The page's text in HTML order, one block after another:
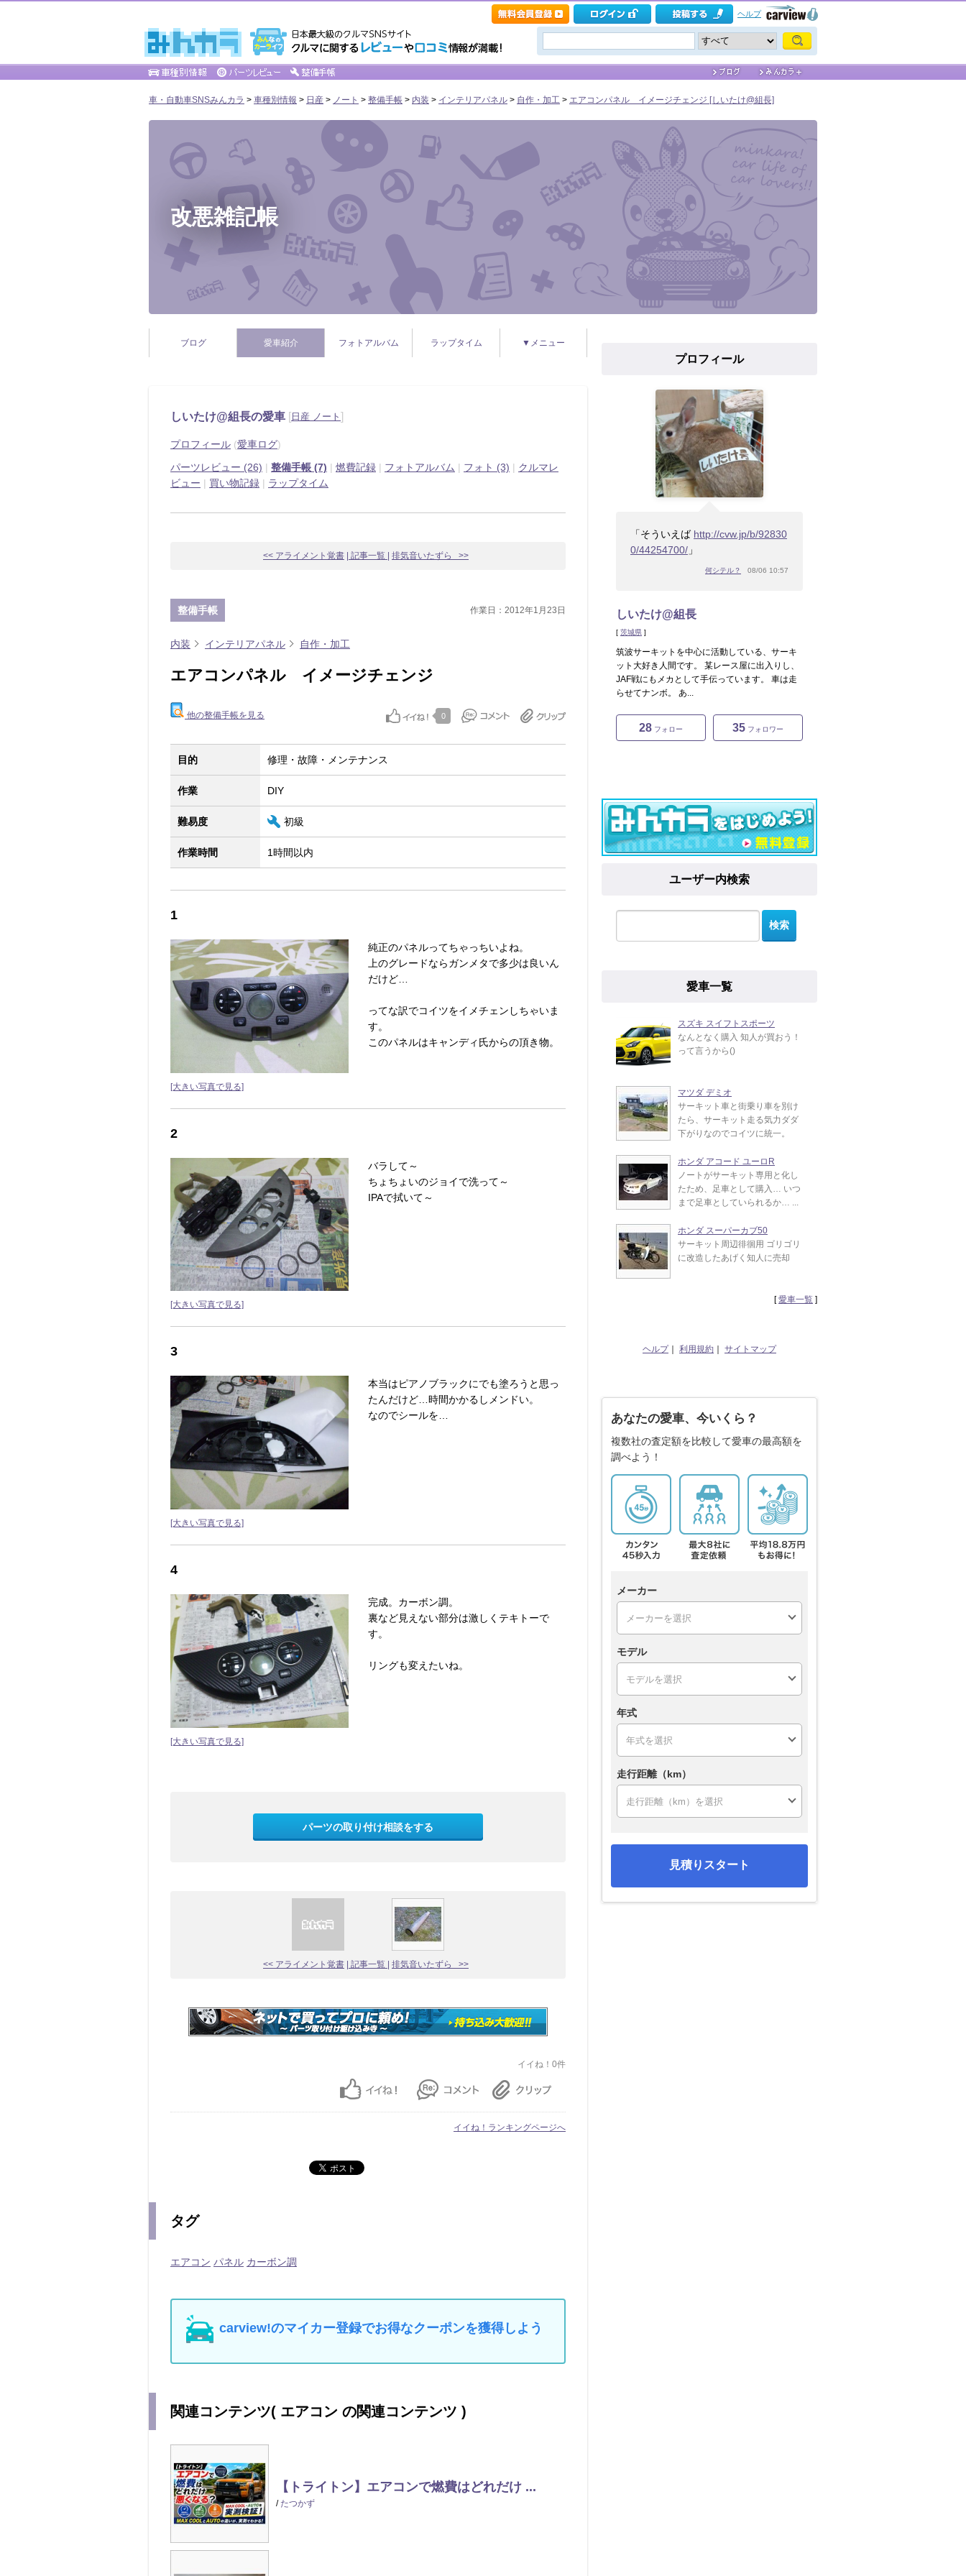
ヘルプ
車・自動車SNSみんカラ > 車種別情報 > 日産 > ノート > 整備手帳 > 内装 > インテリアパネル > 自作・加工 > エアコンパネル イメージチェンジ [しいたけ@組長]
改悪雑記帳
ブログ 愛車紹介 フォトアルバム ラップタイム ▼メニュー
しいたけ@組長の愛車 [ 日産 ノート ]
プロフィール (愛車ログ)
パーツレビュー (26) | 整備手帳 (7) | 燃費記録 | フォトアルバム | フォト (3) | クルマレ
ビュー | 買い物記録 | ラップタイム
<< アライメント覚書 | 記事一覧 | 排気音いたずら >>
整備手帳 作業日：2012年1月23日
内装 インテリアパネル 自作・加工
エアコンパネル イメージチェンジ
他の整備手帳を見る 0
目的 修理・故障・メンテナンス
作業 DIY
難易度 初級
作業時間 1時間以内
1
[大きい写真で見る]
純正のパネルってちゃっちいよね。
上のグレードならガンメタで多少は良いん
だけど…
ってな訳でコイツをイメチェンしちゃいま
す。
このパネルはキャンディ氏からの頂き物。
2
[大きい写真で見る]
バラして～
ちょちょいのジョイで洗って～
IPAで拭いて～
3
[大きい写真で見る]
本当はピアノブラックにでも塗ろうと思っ
たんだけど…時間かかるしメンドい。
なのでシールを…
4
[大きい写真で見る]
完成。カーボン調。
裏など見えない部分は激しくテキトーで
す。
リングも変えたいね。
パーツの取り付け相談をする
<< アライメント覚書 | 記事一覧 | 排気音いたずら >>
イイね！0件
イイね！ランキングページへ
タグ
エアコン パネル カーボン調
carview!のマイカー登録でお得なクーポンを獲得しよう
関連コンテンツ( エアコン の関連コンテンツ )
【トライトン】エアコンで燃費はどれだけ ...
/ たつかず
プロフィール
「そういえば http://cvw.jp/b/92830
0/44254700/ 」
何シテル？ 08/06 10:57
しいたけ@組長
[ 茨城県 ]
筑波サーキットを中心に活動している、サーキ
ット大好き人間です。 某レース屋に出入りし、
JAF戦にもメカとして手伝っています。 車は走
らせてナンボ。 あ...
28 フォロー 35 フォロワー
ユーザー内検索
愛車一覧
スズキ スイフトスポーツ
なんとなく購入 知人が買おう！
って言うから()
マツダ デミオ
サーキット車と街乗り車を別け
たら、サーキット走る気力ダダ
下がりなのでコイツに統一。
ホンダ アコード ユーロR
ノートがサーキット専用と化し
たため、足車として購入… いつ
まで足車としていられるか… ...
ホンダ スーパーカブ50
サーキット周辺徘徊用 ゴリゴリ
に改造したあげく知人に売却
[愛車一覧 ]
ヘルプ｜ 利用規約 サイトマップ
あなたの愛車、今いくら？
複数社の査定額を比較して愛車の最高額を
調べよう！
メーカー
モデル
年式
走行距離（km）
見積りスタート